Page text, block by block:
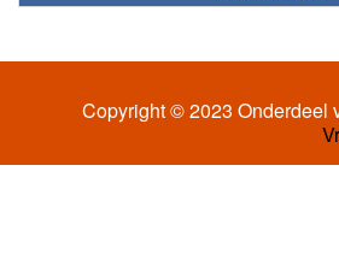
Copyright © 2023 Onderdeel